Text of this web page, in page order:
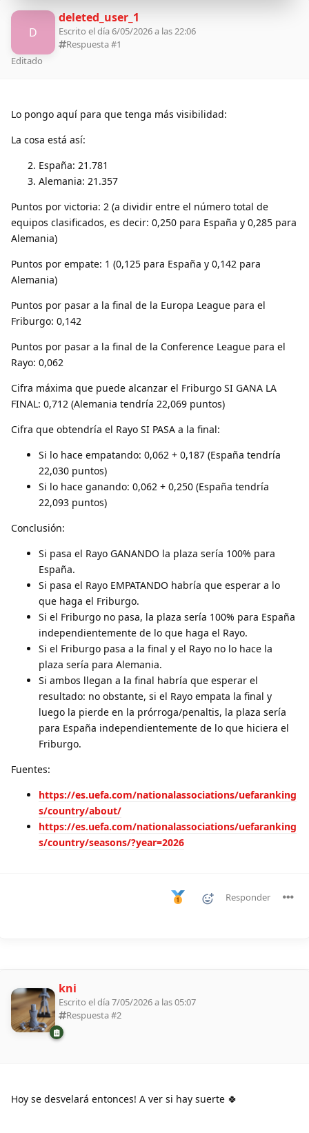
D
deleted_user_1
Escrito el día 6/05/2026 a las 22:06
Respuesta #1
Editado
Lo pongo aquí para que tenga más visibilidad:
La cosa está así:
España: 21.781
Alemania: 21.357
Puntos por victoria: 2 (a dividir entre el número total de
equipos clasificados, es decir: 0,250 para España y 0,285 para
Alemania)
Puntos por empate: 1 (0,125 para España y 0,142 para
Alemania)
Puntos por pasar a la final de la Europa League para el
Friburgo: 0,142
Puntos por pasar a la final de la Conference League para el
Rayo: 0,062
Cifra máxima que puede alcanzar el Friburgo SI GANA LA
FINAL: 0,712 (Alemania tendría 22,069 puntos)
Cifra que obtendría el Rayo SI PASA a la final:
Si lo hace empatando: 0,062 + 0,187 (España tendría
22,030 puntos)
Si lo hace ganando: 0,062 + 0,250 (España tendría
22,093 puntos)
Conclusión:
Si pasa el Rayo GANANDO la plaza sería 100% para
España.
Si pasa el Rayo EMPATANDO habría que esperar a lo
que haga el Friburgo.
Si el Friburgo no pasa, la plaza sería 100% para España
independientemente de lo que haga el Rayo.
Si el Friburgo pasa a la final y el Rayo no lo hace la
plaza sería para Alemania.
Si ambos llegan a la final habría que esperar el
resultado: no obstante, si el Rayo empata la final y
luego la pierde en la prórroga/penaltis, la plaza sería
para España independientemente de lo que hiciera el
Friburgo.
Fuentes:
https://es.uefa.com/nationalassociations/uefaranking
s/country/about/
https://es.uefa.com/nationalassociations/uefaranking
s/country/seasons/?year=2026
Responder
kni
Escrito el día 7/05/2026 a las 05:07
Respuesta #2
Hoy se desvelará entonces! A ver si hay suerte 🍀